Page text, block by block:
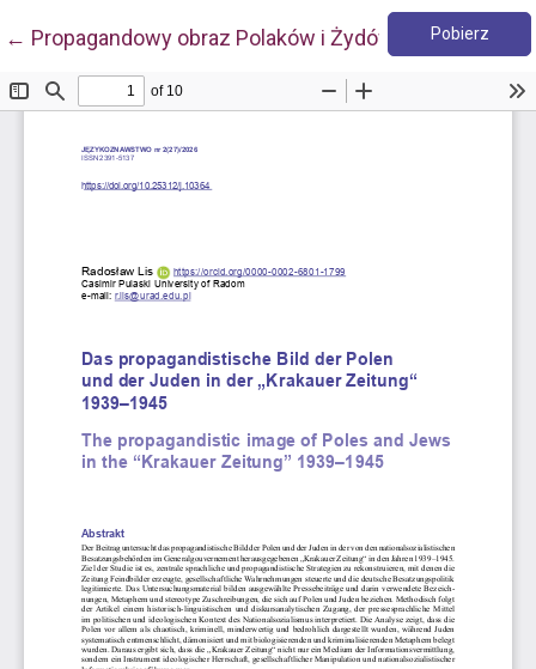
← Wróć do szczegółów artykułu
Propagandowy obraz Polaków i Żydów w „Krakauer
Pobierz